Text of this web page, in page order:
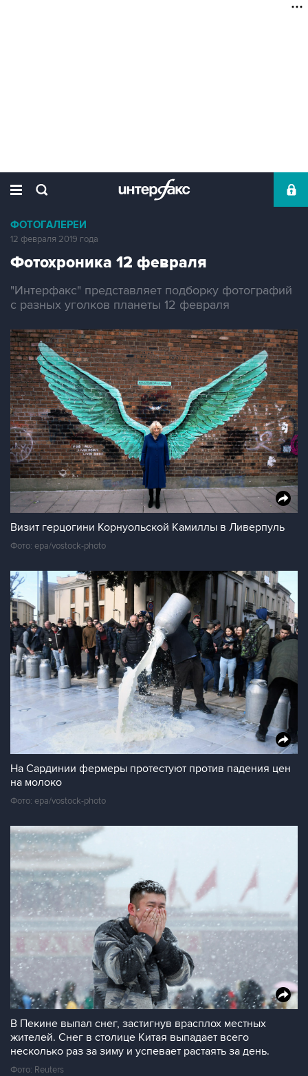
ФОТОГАЛЕРЕИ
12 февраля 2019 года
Фотохроника 12 февраля
"Интерфакс" представляет подборку фотографий
с разных уголков планеты 12 февраля
Визит герцогини Корнуольской Камиллы в Ливерпуль
Фото: epa/vostock-photo
На Сардинии фермеры протестуют против падения цен
на молоко
Фото: epa/vostock-photo
В Пекине выпал снег, застигнув врасплох местных
жителей. Снег в столице Китая выпадает всего
несколько раз за зиму и успевает растаять за день.
Фото: Reuters